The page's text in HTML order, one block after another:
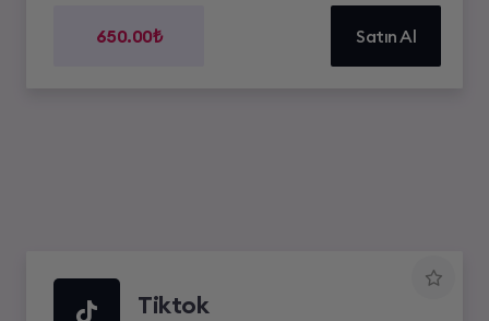
650.00₺ Satın Al
Tiktok